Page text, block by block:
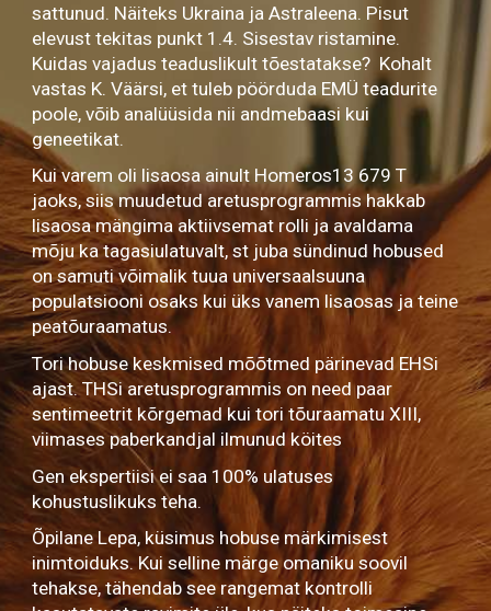
sattunud. Näiteks Ukraina ja Astraleena. Pisut
elevust tekitas punkt 1.4. Sisestav ristamine.
Kuidas vajadus teaduslikult tõestatakse? Kohalt
vastas K. Väärsi, et tuleb pöörduda EMÜ teadurite
poole, võib analüüsida nii andmebaasi kui
geneetikat.
Kui varem oli lisaosa ainult Homeros13 679 T
jaoks, siis muudetud aretusprogrammis hakkab
lisaosa mängima aktiivsemat rolli ja avaldama
mõju ka tagasiulatuvalt, st juba sündinud hobused
on samuti võimalik tuua universaalsuuna
populatsiooni osaks kui üks vanem lisaosas ja teine
peatõuraamatus.
Tori hobuse keskmised mõõtmed pärinevad EHSi
ajast. THSi aretusprogrammis on need paar
sentimeetrit kõrgemad kui tori tõuraamatu XIII,
viimases paberkandjal ilmunud köites
Gen ekspertiisi ei saa 100% ulatuses
kohustuslikuks teha.
Õpilane Lepa, küsimus hobuse märkimisest
inimtoiduks. Kui selline märge omaniku soovil
tehakse, tähendab see rangemat kontrolli